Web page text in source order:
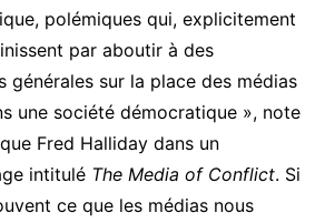
polémiques qui, explicitement
par aboutir à des
générales sur la place des médias
une société démocratique », note
Fred Halliday dans un
intitulé The Media of Conflict. Si
ce que les médias nous